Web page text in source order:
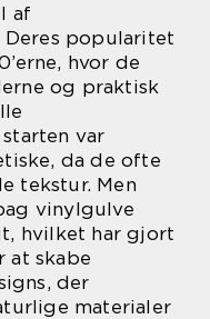
af
popularitet
hvor de
og praktisk
var
da de ofte
tekstur. Men
vinylgulve
hvilket har gjort
skabe
der
materialer